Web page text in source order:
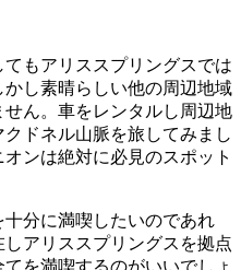
もアリススプリングスでは
し素晴らしい他の周辺地域
ん。車をレンタルし周辺地
ドネル山脈を旅してみまし
ンは絶対に必見のスポット
分に満喫したいのであれ
アリススプリングスを拠点
を満喫するのがいいでしょ